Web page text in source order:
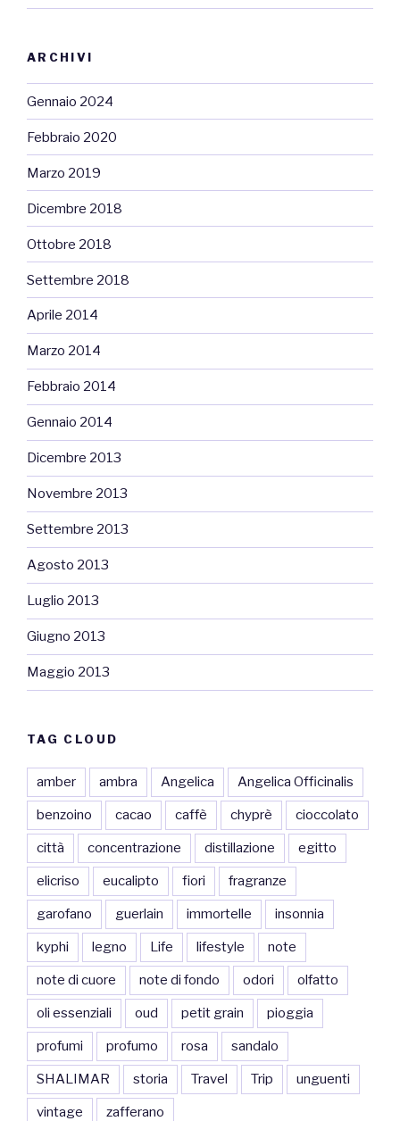
ARCHIVI
Gennaio 2024
Febbraio 2020
Marzo 2019
Dicembre 2018
Ottobre 2018
Settembre 2018
Aprile 2014
Marzo 2014
Febbraio 2014
Gennaio 2014
Dicembre 2013
Novembre 2013
Settembre 2013
Agosto 2013
Luglio 2013
Giugno 2013
Maggio 2013
TAG CLOUD
amber ambra Angelica Angelica Officinalis
benzoino cacao caffè chyprè cioccolato
città concentrazione distillazione egitto
elicriso eucalipto fiori fragranze
garofano guerlain immortelle insonnia
kyphi legno Life lifestyle note
note di cuore note di fondo odori olfatto
oli essenziali oud petit grain pioggia
profumi profumo rosa sandalo
SHALIMAR storia Travel Trip unguenti
vintage zafferano